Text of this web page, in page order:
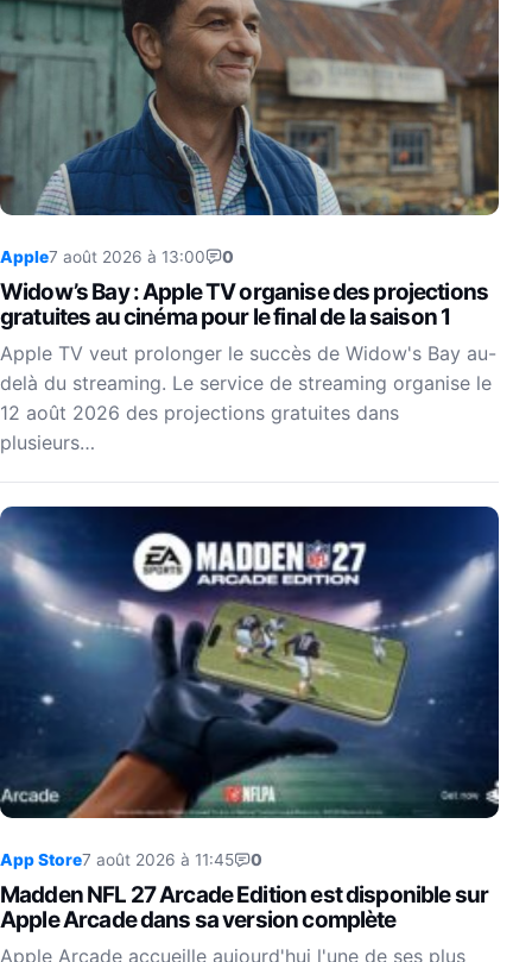
Apple7 août 2026 à 13:00 0
Widow’s Bay : Apple TV organise des projections
gratuites au cinéma pour le final de la saison 1
Apple TV veut prolonger le succès de Widow's Bay au-
delà du streaming. Le service de streaming organise le
12 août 2026 des projections gratuites dans
plusieurs…
App Store7 août 2026 à 11:45 0
Madden NFL 27 Arcade Edition est disponible sur
Apple Arcade dans sa version complète
Apple Arcade accueille aujourd'hui l'une de ses plus